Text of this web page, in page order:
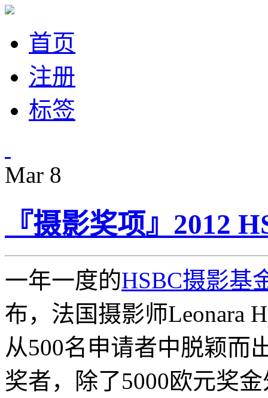
首页
注册
标签
Mar 8
『摄影奖项』2012
一年一度的HSBC摄影基
布，法国摄影师Leonara
从500名申请者中脱颖而
奖者，除了5000欧元奖